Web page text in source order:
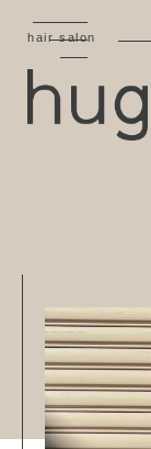
hair salon